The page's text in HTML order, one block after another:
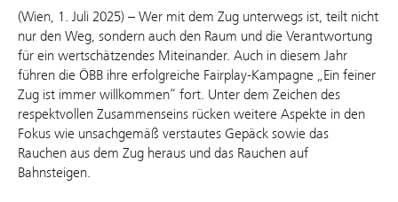
(Wien, 1. Juli 2025) – Wer mit dem Zug unterwegs ist, teilt nicht
nur den Weg, sondern auch den Raum und die Verantwortung
für ein wertschätzendes Miteinander. Auch in diesem Jahr
führen die ÖBB ihre erfolgreiche Fairplay-Kampagne „Ein feiner
Zug ist immer willkommen“ fort. Unter dem Zeichen des
respektvollen Zusammenseins rücken weitere Aspekte in den
Fokus wie unsachgemäß verstautes Gepäck sowie das
Rauchen aus dem Zug heraus und das Rauchen auf
Bahnsteigen.